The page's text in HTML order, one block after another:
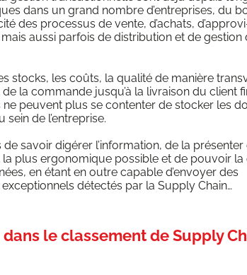
dans un grand nombre d’en­tre­prises, du
des pro­ces­sus de vente, d’a­chats,
aus­si par­fois de dis­tri­bu­tion et de ges­tion
stocks, les coûts, la qua­li­té de manière
la com­mande jus­qu’à la livrai­son du client
ne peuvent plus se conten­ter de sto­cker les
sein de l’entreprise.
savoir digé­rer l’in­for­ma­tion, de la pré­sen­ter
la plus ergo­no­mique pos­sible et de pou­voir
en étant en outre capable d’en­voyer des
détec­tés par la Sup­ply Chain…
dans le classement de Supply